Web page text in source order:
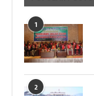
1
2